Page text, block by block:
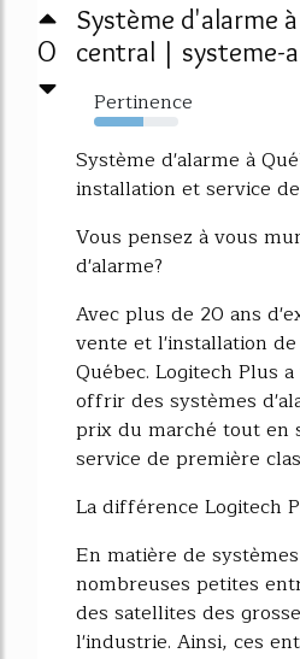
0
Système d'alarme
central | systeme-
Pertinence
59%
Système d'alarme à
installation et service
Vous pensez à vous
d'alarme?
Avec plus de 20 ans
vente et l'installation
Québec. Logitech Plus
offrir des systèmes
prix du marché tout en
service de première
La différence Logitech
En matière de
nombreuses petites
des satellites des
l'industrie. Ainsi, ces